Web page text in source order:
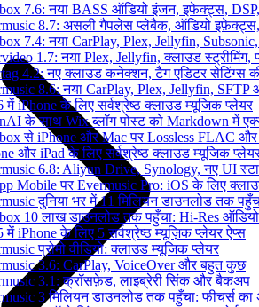
7.6: नया BASS ऑडियो इंजन, इफेक्ट्स,
8.7: असली गैपलेस प्लेबैक, ऑडियो इफ़ेक्ट्स,
7.4: नया CarPlay, Plex, Jellyfin,
1.7: नया Plex, Jellyfin, क्लाउड
4.2: नए क्लाउड कनेक्शन, टैग एडिटर सेटिंग्स की
8.6: नया CarPlay, Plex, Jellyfin, SFTP
में iPhone के लिए सर्वश्रेष्ठ क्लाउड म्यूजिक प्लेयर
के साथ Wix ब्लॉग पोस्ट को Markdown में
से iPhone और Mac पर Lossless FLAC
और iPad के लिए सर्वश्रेष्ठ क्लाउड म्यूजिक
6.8: Aliyun Drive, Synology, नए UI
Mobile पर Evermusic Pro: iOS के लिए
दुनिया भर में 11 मिलियन डाउनलोड तक
10 लाख डाउनलोड तक पहुँचा: Hi-Res ऑडियो
में iPhone के लिए 5 सर्वश्रेष्ठ म्यूज़िक प्लेयर ऐप्स
प्रोमो वीडियो: क्लाउड म्यूजिक प्लेयर
3.6: CarPlay, VoiceOver और बहुत कुछ
3.1: क्रॉसफ़ेड, लाइब्रेरी सिंक और बैकअप
3 मिलियन डाउनलोड तक पहुँचा: फीचर्स